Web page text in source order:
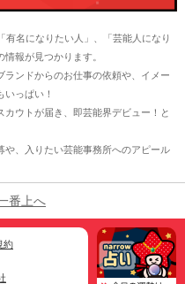
名になりたい人」、「芸能人になり
報が見つかります。
ンドからのお仕事の依頼や、イメー
っぱい！
ウトが届き、即芸能界デビュー！と
や、入りたい芸能事務所へのアピール
番上へ
約